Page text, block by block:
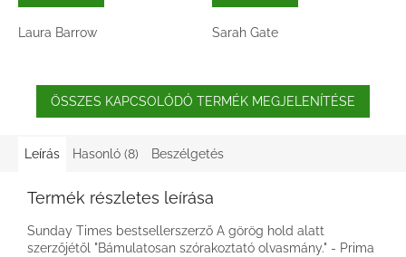
Laura Barrow Sarah Gate
ÖSSZES KAPCSOLÓDÓ TERMÉK MEGJELENÍTÉSE
Leírás Hasonló (8) Beszélgetés
Termék részletes leírása
Sunday Times bestsellerszerző A görög hold alatt
szerzőjétől "Bámulatosan szórakoztató olvasmány." - Prima